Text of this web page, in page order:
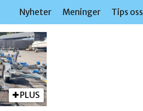
Nyheter Meninger Tips oss
PLUS